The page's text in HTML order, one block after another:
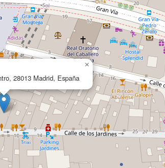
28013 Madrid, España
×